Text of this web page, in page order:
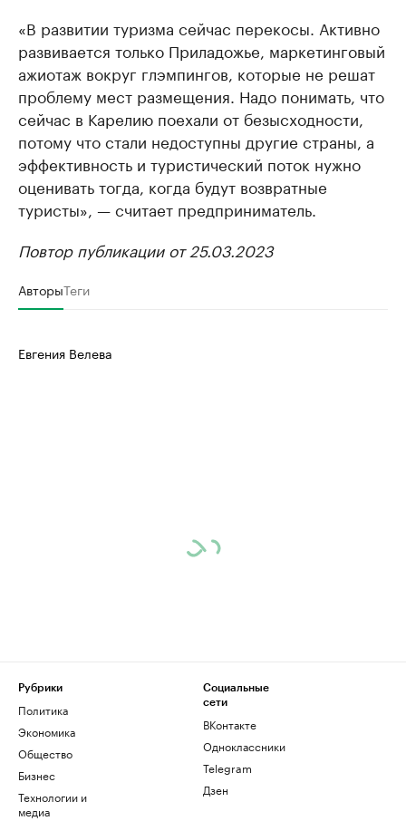
«В развитии туризма сейчас перекосы. Активно
развивается только Приладожье, маркетинговый
ажиотаж вокруг глэмпингов, которые не решат
проблему мест размещения. Надо понимать, что
сейчас в Карелию поехали от безысходности,
потому что стали недоступны другие страны, а
эффективность и туристический поток нужно
оценивать тогда, когда будут возвратные
туристы», — считает предприниматель.
Повтор публикации от 25.03.2023
АвторыТеги
Евгения Велева
Рубрики
Политика
Экономика
Общество
Бизнес
Технологии и
медиа
Социальные
сети
ВКонтакте
Одноклассники
Telegram
Дзен